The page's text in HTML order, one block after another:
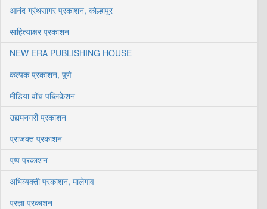
आनंद ग्रंथसागर प्रकाशन, कोल्हापूर
साहित्याक्षर प्रकाशन
NEW ERA PUBLISHING HOUSE
कल्पक प्रकाशन, पुणे
मीडिया वॉच पब्लिकेशन
उद्यमनगरी प्रकाशन
प्राजक्त प्रकाशन
पुष्प प्रकाशन
अभिव्यक्ती प्रकाशन, मालेगाव
प्रज्ञा प्रकाशन